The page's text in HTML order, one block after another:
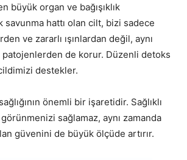
büyük organ ve bağışıklık
hattı olan cilt, bizi sadece
ve zararlı ışınlardan değil, aynı
patojenlerden de korur. Düzenli detoks
destekler.
önemli bir işaretidir. Sağlıklı
sağlamaz, aynı zamanda
güvenini de büyük ölçüde artırır.